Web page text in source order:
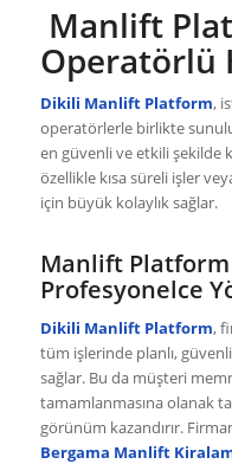
Manlift
Operatörlü
Dikili Manlift Platform,
operatörlerle birlikte
en güvenli ve etkili şekilde
özellikle kısa süreli işler
için büyük kolaylık sağlar.
Manlift
Profesyonelce
Dikili Manlift Platform,
tüm işlerinde planlı,
sağlar. Bu da müşteri
tamamlanmasına olanak
görünüm kazandırır.
Bergama Manlift